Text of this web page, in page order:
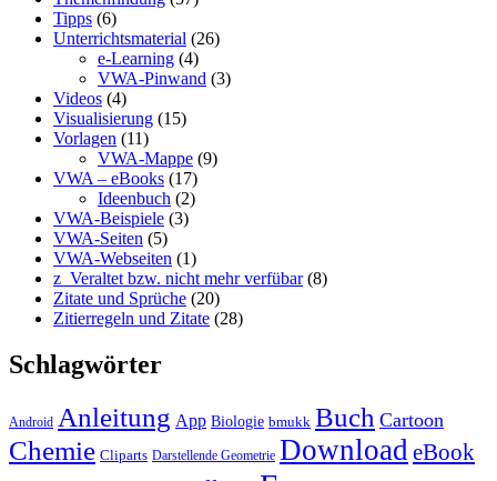
Tipps (6)
Unterrichtsmaterial (26)
e-Learning (4)
VWA-Pinwand (3)
Videos (4)
Visualisierung (15)
Vorlagen (11)
VWA-Mappe (9)
VWA – eBooks (17)
Ideenbuch (2)
VWA-Beispiele (3)
VWA-Seiten (5)
VWA-Webseiten (1)
z_Veraltet bzw. nicht mehr verfübar(8)
Zitate und Sprüche (20)
Zitierregeln und Zitate (28)
Schlagwörter
Android Anleitung App Biologie bmukk Buch Cartoon
Chemie Cliparts Darstellende Geometrie DownloadeBook